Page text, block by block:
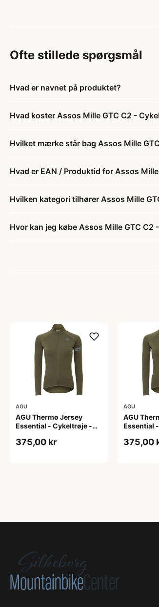
Ofte stillede spørgsmål
Hvad er navnet på produktet?
Hvad koster Assos Mille GTC C2 -
Hvilket mærke står bag Assos Mille
Hvad er EAN / Produktid for Assos
Hvilken kategori tilhører Assos Mille
Hvor kan jeg købe Assos Mille GTC
AGU
AGU Thermo Jersey
Essential - Cykeltrøje -
375,00 kr
AGU
AGU
Essential
M
375,00